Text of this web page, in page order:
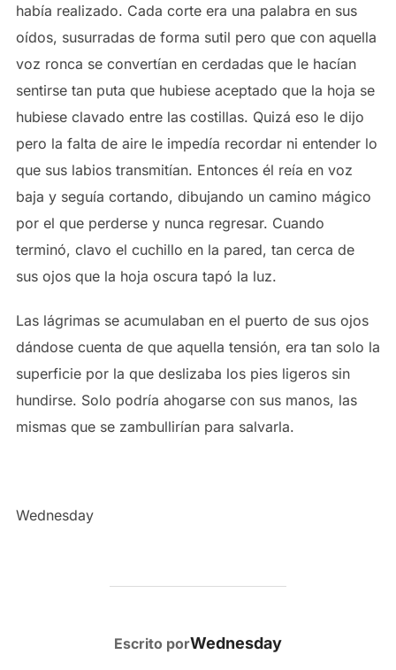
había realizado. Cada corte era una palabra en sus
oídos, susurradas de forma sutil pero que con aquella
voz ronca se convertían en cerdadas que le hacían
sentirse tan puta que hubiese aceptado que la hoja se
hubiese clavado entre las costillas. Quizá eso le dijo
pero la falta de aire le impedía recordar ni entender lo
que sus labios transmitían. Entonces él reía en voz
baja y seguía cortando, dibujando un camino mágico
por el que perderse y nunca regresar. Cuando
terminó, clavo el cuchillo en la pared, tan cerca de
sus ojos que la hoja oscura tapó la luz.
Las lágrimas se acumulaban en el puerto de sus ojos
dándose cuenta de que aquella tensión, era tan solo la
superficie por la que deslizaba los pies ligeros sin
hundirse. Solo podría ahogarse con sus manos, las
mismas que se zambullirían para salvarla.
Wednesday
AUTOR DE LA PUBLICACIÓN
Escrito porWednesday